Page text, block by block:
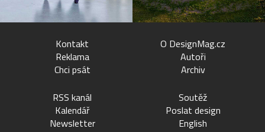
Kontakt
Reklama
Chci psát
O DesignMag.cz
Autoři
Archiv
RSS kanál
Kalendář
Newsletter
Soutěž
Poslat design
English